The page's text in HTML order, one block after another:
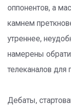
оппонентов, а
камнем
утреннее,
намерены
телеканалов для
Дебаты,